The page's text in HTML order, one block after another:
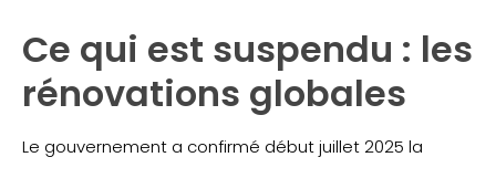
Ce qui est suspendu : les
rénovations globales
Le gouvernement a confirmé début juillet 2025 la